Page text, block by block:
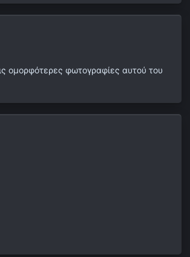
ομορφότερες φωτογραφίες αυτού του